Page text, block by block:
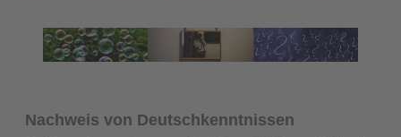
Nachweis von Deutschkenntnissen